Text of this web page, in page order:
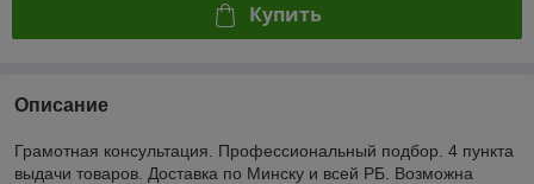
Купить
Описание
Грамотная консультация. Профессиональный подбор. 4 пункта
выдачи товаров. Доставка по Минску и всей РБ. Возможна